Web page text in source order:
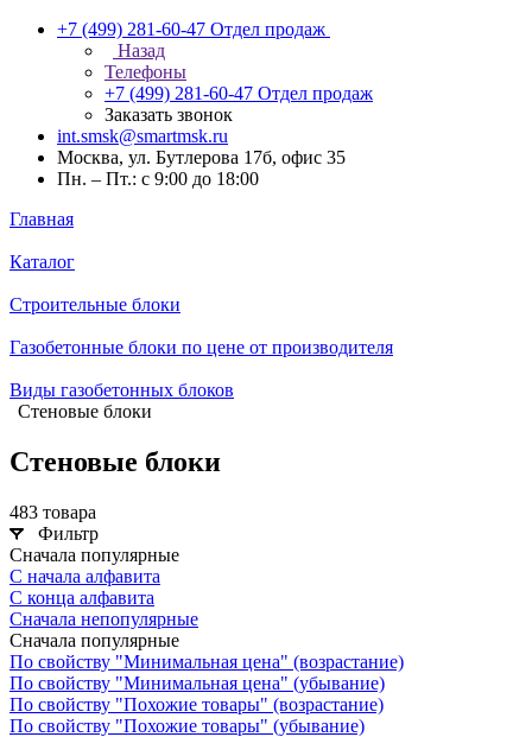
+7 (499) 281-60-47 Отдел продаж
Назад
Телефоны
+7 (499) 281-60-47 Отдел продаж
Заказать звонок
int.smsk@smartmsk.ru
Москва, ул. Бутлерова 17б, офис 35
Пн. – Пт.: с 9:00 до 18:00
Главная
Каталог
Строительные блоки
Газобетонные блоки по цене от производителя
Виды газобетонных блоков
Стеновые блоки
Стеновые блоки
483 товара
Фильтр
Сначала популярные
С начала алфавита
С конца алфавита
Сначала непопулярные
Сначала популярные
По свойству "Минимальная цена" (возрастание)
По свойству "Минимальная цена" (убывание)
По свойству "Похожие товары" (возрастание)
По свойству "Похожие товары" (убывание)